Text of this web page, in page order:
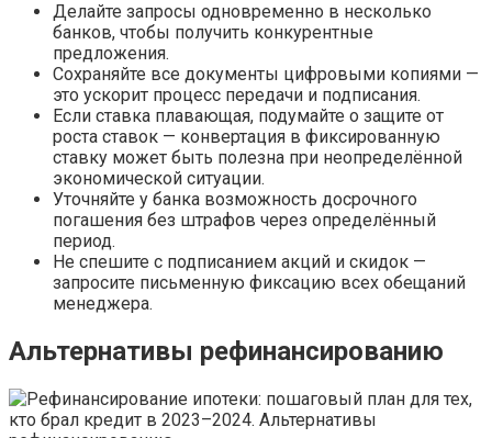
Делайте запросы одновременно в несколько
банков, чтобы получить конкурентные
предложения.
Сохраняйте все документы цифровыми копиями —
это ускорит процесс передачи и подписания.
Если ставка плавающая, подумайте о защите от
роста ставок — конвертация в фиксированную
ставку может быть полезна при неопределённой
экономической ситуации.
Уточняйте у банка возможность досрочного
погашения без штрафов через определённый
период.
Не спешите с подписанием акций и скидок —
запросите письменную фиксацию всех обещаний
менеджера.
Альтернативы рефинансированию